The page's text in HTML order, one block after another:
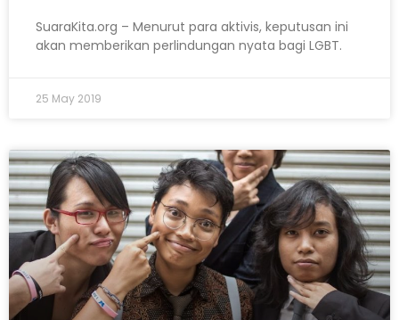
SuaraKita.org – Menurut para aktivis, keputusan ini
akan memberikan perlindungan nyata bagi LGBT.
25 May 2019